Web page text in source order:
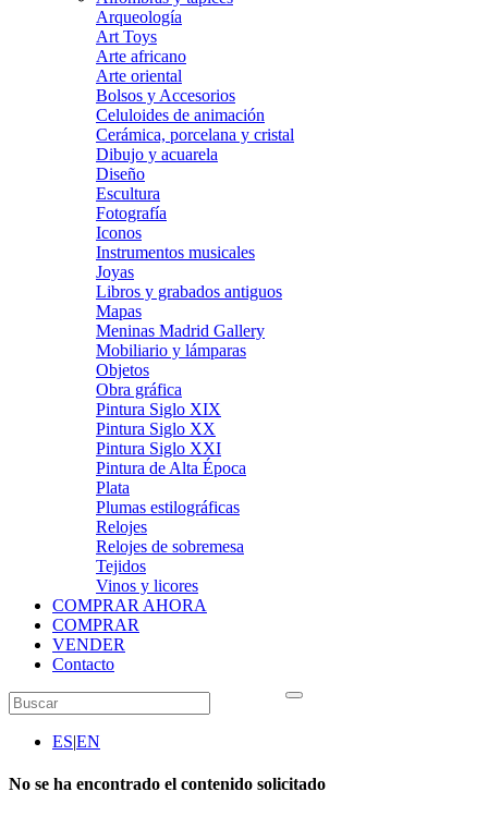
Arqueología
Art Toys
Arte africano
Arte oriental
Bolsos y Accesorios
Celuloides de animación
Cerámica, porcelana y cristal
Dibujo y acuarela
Diseño
Escultura
Fotografía
Iconos
Instrumentos musicales
Joyas
Libros y grabados antiguos
Mapas
Meninas Madrid Gallery
Mobiliario y lámparas
Objetos
Obra gráfica
Pintura Siglo XIX
Pintura Siglo XX
Pintura Siglo XXI
Pintura de Alta Época
Plata
Plumas estilográficas
Relojes
Relojes de sobremesa
Tejidos
Vinos y licores
COMPRAR AHORA
COMPRAR
VENDER
Contacto
ES|EN
No se ha encontrado el contenido solicitado